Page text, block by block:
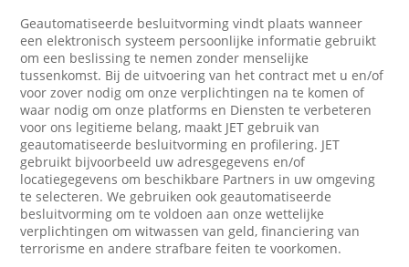
Geautomatiseerde besluitvorming vindt plaats wanneer
een elektronisch systeem persoonlijke informatie gebruikt
om een beslissing te nemen zonder menselijke
tussenkomst. Bij de uitvoering van het contract met u en/of
voor zover nodig om onze verplichtingen na te komen of
waar nodig om onze platforms en Diensten te verbeteren
voor ons legitieme belang, maakt JET gebruik van
geautomatiseerde besluitvorming en profilering. JET
gebruikt bijvoorbeeld uw adresgegevens en/of
locatiegegevens om beschikbare Partners in uw omgeving
te selecteren. We gebruiken ook geautomatiseerde
besluitvorming om te voldoen aan onze wettelijke
verplichtingen om witwassen van geld, financiering van
terrorisme en andere strafbare feiten te voorkomen.